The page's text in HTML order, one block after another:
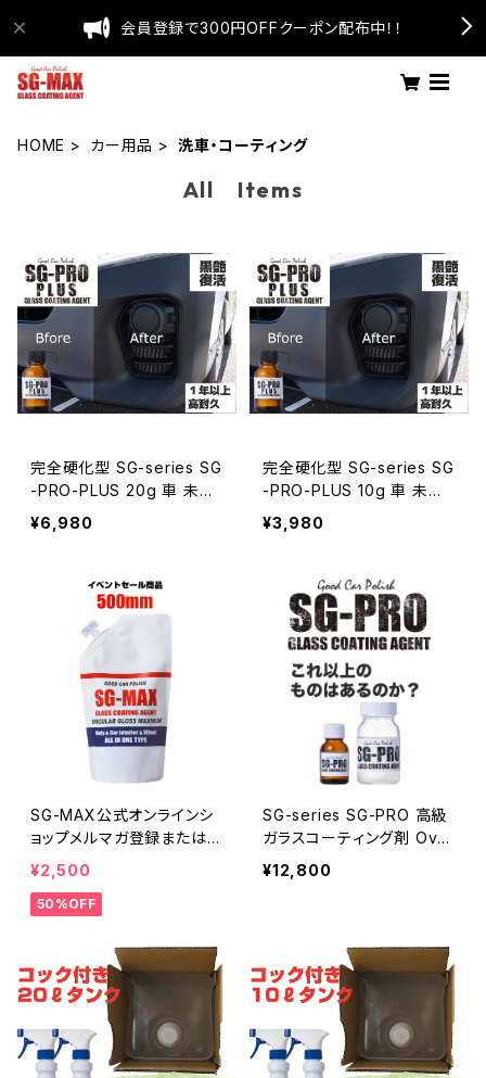
会員登録で300円OFFクーポン配布中！！
HOME カー用品 洗車・コーティング
All Items
完全硬化型 SG-series SG
-PRO-PLUS 20g 車 未塗
装樹脂コーティング剤 無塗
装樹脂コーティング剤 大容
イト メンテナンス 黒樹脂復
活 スマホ 高耐久 復活 黒
復活 塗装 diy 新車 中古車
コーティング 白化 焼け 日
¥6,980
完全硬化型 SG-series SG
-PRO-PLUS 10g 車 未塗
装樹脂コーティング剤 無塗
装樹脂コーティング剤 大容
イト メンテナンス 黒樹脂復
活 スマホ 高耐久 復活 黒
復活 塗装 diy 新車 中古車
コーティング 白化 焼け 日
本製
¥3,980
SG-MAX公式オンラインシ
ョップメルマガ登録またはLi
neお友達登録がおすすめで
す。ガラスコーティング剤 S
G-MAX 詰め替え用 500
スマホ iphone アイフォン
アップルウォッチ ロードバイ
ク コーティング剤 水回り
水まわり 下地処理
¥2,500
50%OFF
SG-series SG-PRO 高級
ガラスコーティング剤 Oval
撥水 高耐久 大容量80mm
2度塗り可 最高のDIY体験
ガラスコーティング剤・自転
車・バイク・ロードバイク 車
コーティング剤
¥12,800